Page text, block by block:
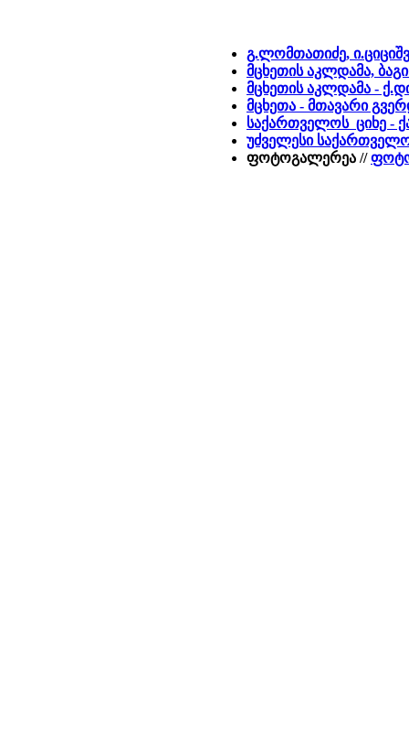
გ.ლომთათიძე,
მცხეთის აკლდამა,
მცხეთის აკლდამა -
მცხეთა - მთავარი
საქართველოს ციხე -
უძველესი
ფოტოგალერეა //